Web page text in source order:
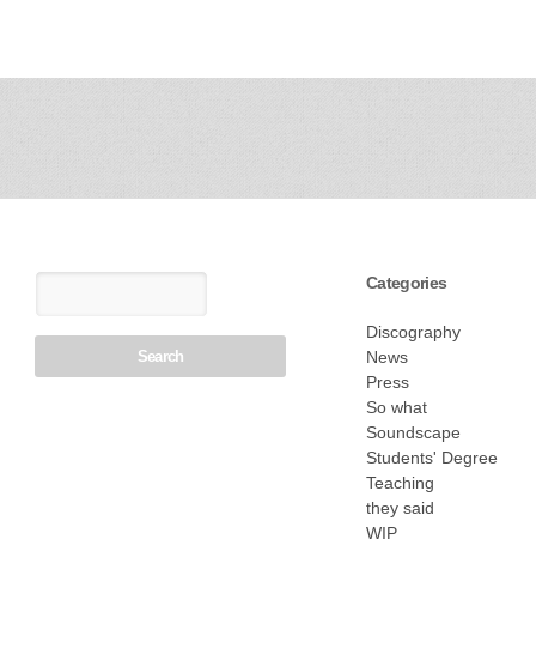
Categories
Discography
News
Press
So what
Soundscape
Students' Degree
Teaching
they said
WIP